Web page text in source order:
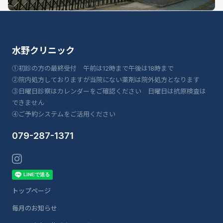
水野クリニック
①初診の方の最終受付 午前は12時まで午後は18時まで
②院内処方しておりますが当院にない薬剤は院外処方となります
③日曜日診察はカレンダーをご確認ください 日曜日は抗原検査は
できません
④ご予約システムをご活用ください
079-287-1371
トップページ
毎月のお知らせ